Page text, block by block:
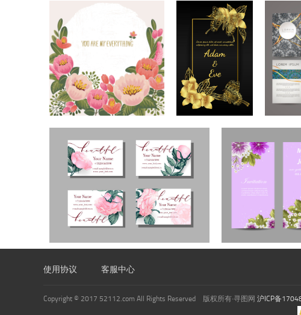
使用协议 客服中心
Copyright © 2017 52112.com All Rights Reserved 版权所有·寻图网 沪ICP备